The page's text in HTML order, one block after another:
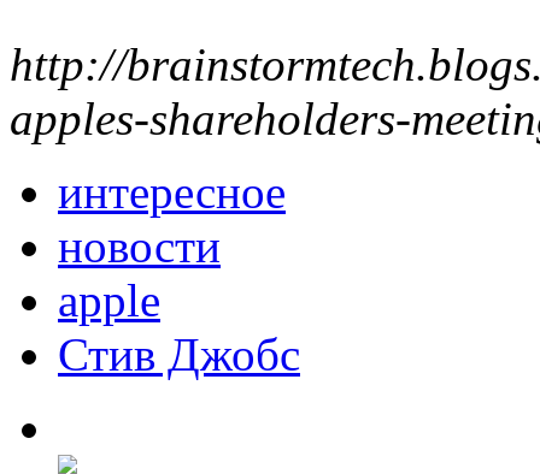
http://
apples-shareholders-
интересное
новости
apple
Стив Джобс